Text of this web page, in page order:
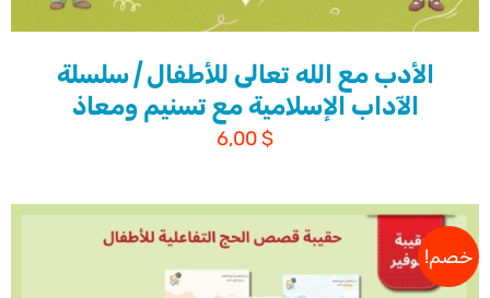
الأدب مع الله تعالى للأطفال | سلسلة
الآداب الإسلامية مع تسنيم ومعاذ
6,00$
خصم!